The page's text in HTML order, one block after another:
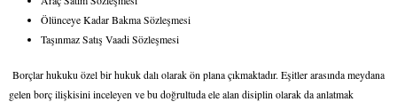
Ölünceye Kadar Bakma Sözleşmesi
Taşınmaz Satış Vaadi Sözleşmesi
Borçlar hukuku özel bir hukuk dalı olarak ön plana çıkmaktadır. Eşitler arasında meydana
gelen borç ilişkisini inceleyen ve bu doğrultuda ele alan disiplin olarak da anlatmak